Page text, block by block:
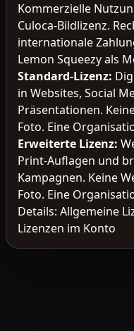
Kommerzielle
Culoca-Bildlizenz.
internationale
Lemon Squeezy als
Standard-Lizenz:
in Websites, Social
Präsentationen.
Foto. Eine
Erweiterte Lizenz:
Print-Auflagen und
Kampagnen. Keine
Foto. Eine
Details: Allgemeine
Lizenzen im Konto